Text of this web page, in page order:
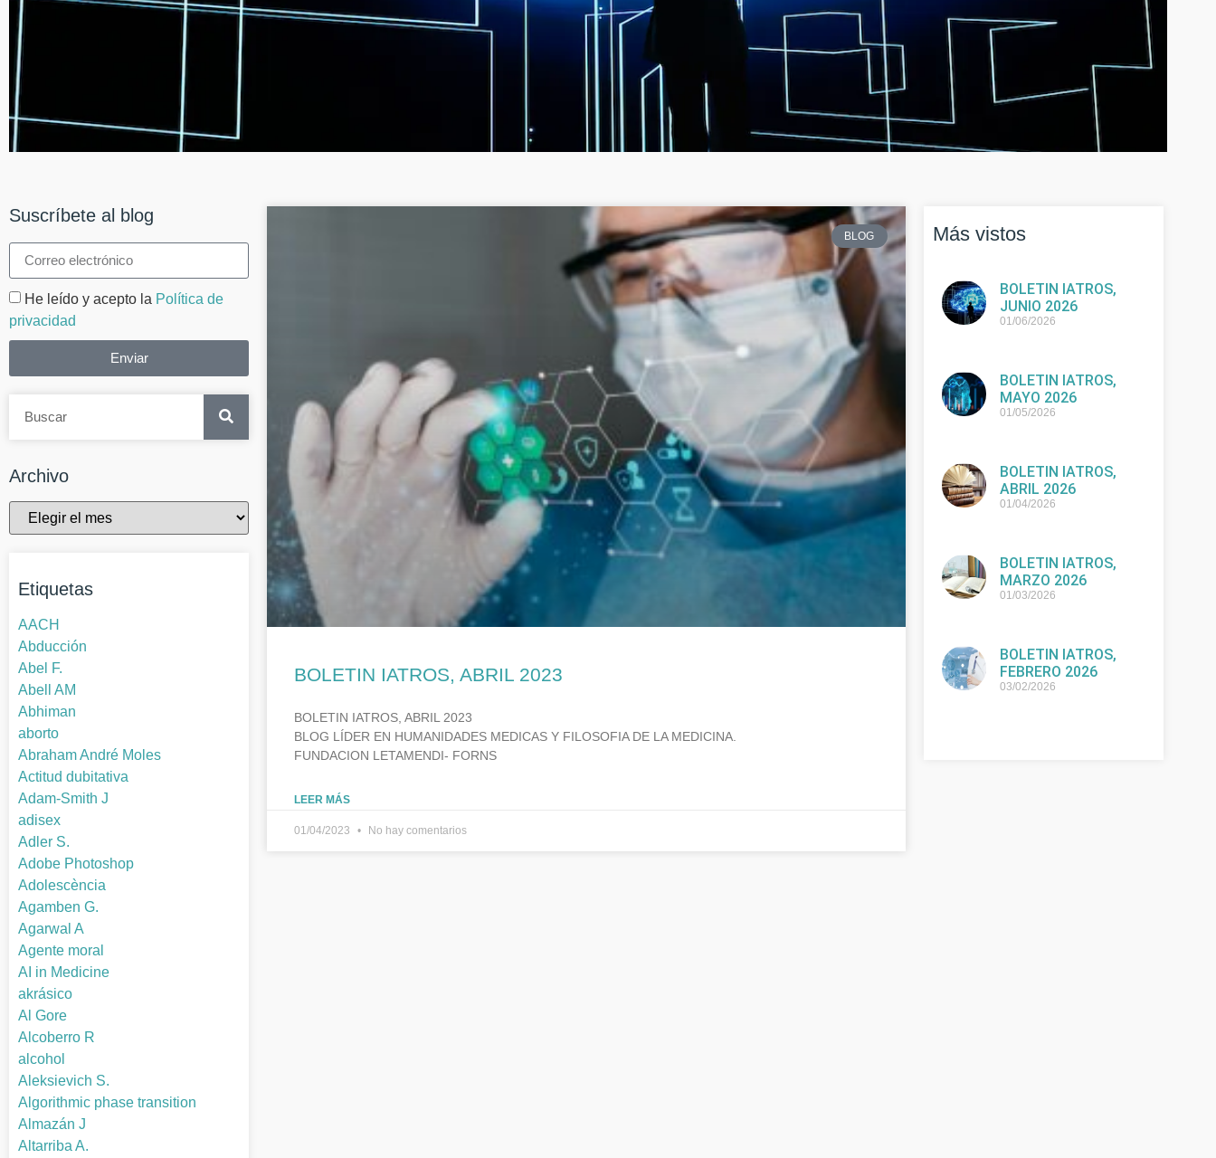
Suscríbete al blog
He leído y acepto la Política de
privacidad
Enviar
Archivo
Etiquetas
AACH
Abducción
Abel F.
Abell AM
Abhiman
aborto
Abraham André Moles
Actitud dubitativa
Adam-Smith J
adisex
Adler S.
Adobe Photoshop
Adolescència
Agamben G.
Agarwal A
Agente moral
AI in Medicine
akrásico
Al Gore
Alcoberro R
alcohol
Aleksievich S.
Algorithmic phase transition
Almazán J
Altarriba A.
BLOG
BOLETIN IATROS, ABRIL 2023
BOLETIN IATROS, ABRIL 2023
BLOG LÍDER EN HUMANIDADES MEDICAS Y FILOSOFIA DE LA MEDICINA.
FUNDACION LETAMENDI- FORNS
LEER MÁS
01/04/2023 No hay comentarios
Más vistos
BOLETIN IATROS,
JUNIO 2026
01/06/2026
BOLETIN IATROS,
MAYO 2026
01/05/2026
BOLETIN IATROS,
ABRIL 2026
01/04/2026
BOLETIN IATROS,
MARZO 2026
01/03/2026
BOLETIN IATROS,
FEBRERO 2026
03/02/2026